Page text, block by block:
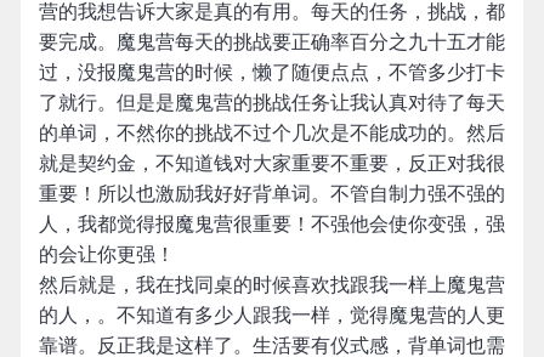
营的我想告诉大家是真的有用。每天的任务，挑战，都
要完成。魔鬼营每天的挑战要正确率百分之九十五才能
过，没报魔鬼营的时候，懒了随便点点，不管多少打卡
了就行。但是是魔鬼营的挑战任务让我认真对待了每天
的单词，不然你的挑战不过个几次是不能成功的。然后
就是契约金，不知道钱对大家重要不重要，反正对我很
重要！所以也激励我好好背单词。不管自制力强不强的
人，我都觉得报魔鬼营很重要！不强他会使你变强，强
的会让你更强！
然后就是，我在找同桌的时候喜欢找跟我一样上魔鬼营
的人，。不知道有多少人跟我一样，觉得魔鬼营的人更
靠谱。反正我是这样了。生活要有仪式感，背单词也需